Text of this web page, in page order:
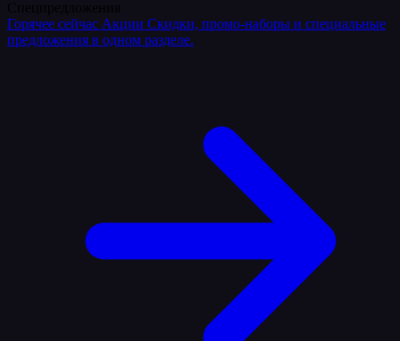
Горячее сейчас Акции Скидки, промо-наборы и специальные
предложения в одном разделе.